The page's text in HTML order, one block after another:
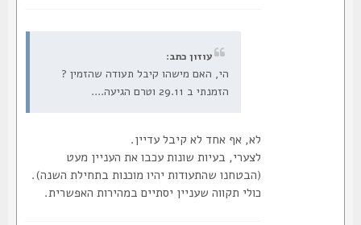
עוזון כתב:
הי, האם מישהו קיבל תעודה שהזמין ?
הזמנתי ב 29.11 וטרם הגיעה....
לא, אף אחד לא קיבל עדיין.
לצערי, בעיות שונות עכבו את העניין מעט
(הבטחנו שהתעודות יהיו מוכנות בתחילת השנה).
כולי תקווה שעניין יסתיים במהירות האפשרית.